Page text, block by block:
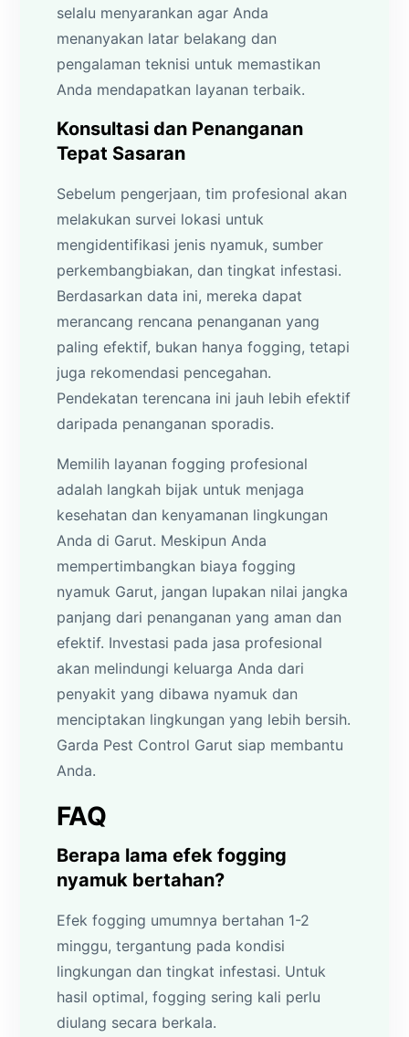
selalu menyarankan agar Anda
menanyakan latar belakang dan
pengalaman teknisi untuk memastikan
Anda mendapatkan layanan terbaik.
Konsultasi dan Penanganan
Tepat Sasaran
Sebelum pengerjaan, tim profesional akan
melakukan survei lokasi untuk
mengidentifikasi jenis nyamuk, sumber
perkembangbiakan, dan tingkat infestasi.
Berdasarkan data ini, mereka dapat
merancang rencana penanganan yang
paling efektif, bukan hanya fogging, tetapi
juga rekomendasi pencegahan.
Pendekatan terencana ini jauh lebih efektif
daripada penanganan sporadis.
Memilih layanan fogging profesional
adalah langkah bijak untuk menjaga
kesehatan dan kenyamanan lingkungan
Anda di Garut. Meskipun Anda
mempertimbangkan biaya fogging
nyamuk Garut, jangan lupakan nilai jangka
panjang dari penanganan yang aman dan
efektif. Investasi pada jasa profesional
akan melindungi keluarga Anda dari
penyakit yang dibawa nyamuk dan
menciptakan lingkungan yang lebih bersih.
Garda Pest Control Garut siap membantu
Anda.
FAQ
Berapa lama efek fogging
nyamuk bertahan?
Efek fogging umumnya bertahan 1-2
minggu, tergantung pada kondisi
lingkungan dan tingkat infestasi. Untuk
hasil optimal, fogging sering kali perlu
diulang secara berkala.